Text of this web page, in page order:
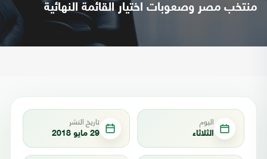
منتخب مصر وصعوبات اختيار القائمة النهائية
اليوم
الثلاثاء
تاريخ النشر
29 مايو 2018